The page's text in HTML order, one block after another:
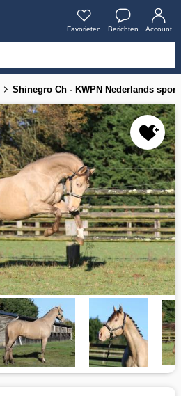
Favorieten Berichten Account
Shinegro Ch - KWPN Nederlands